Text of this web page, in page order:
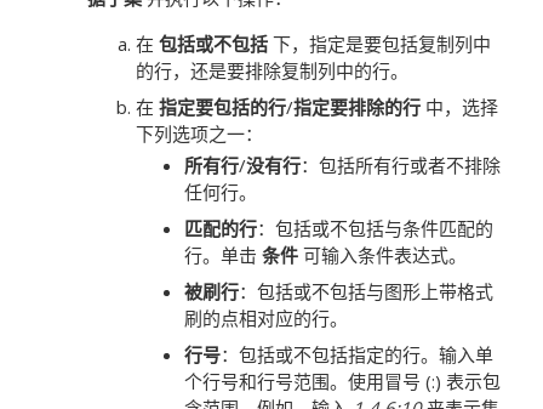
在 包括或不包括 下，指定是要包括复制列中
的行，还是要排除复制列中的行。
在 指定要包括的行/指定要排除的行 中，选择
下列选项之一：
所有行/没有行：包括所有行或者不排除
任何行。
匹配的行：包括或不包括与条件匹配的
行。单击 条件 可输入条件表达式。
被刷行：包括或不包括与图形上带格式
刷的点相对应的行。
行号：包括或不包括指定的行。输入单
个行号和行号范围。使用冒号 (:) 表示包